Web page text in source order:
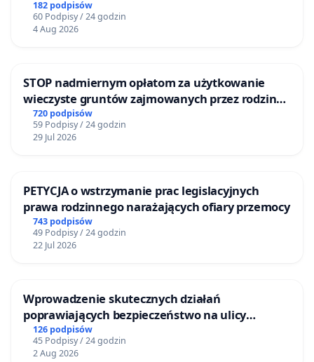
182 podpisów
60 Podpisy / 24 godzin
4 Aug 2026
STOP nadmiernym opłatom za użytkowanie
wieczyste gruntów zajmowanych przez rodzinne
ogrody działkowe.
720 podpisów
59 Podpisy / 24 godzin
29 Jul 2026
PETYCJA o wstrzymanie prac legislacyjnych
prawa rodzinnego narażających ofiary przemocy
743 podpisów
49 Podpisy / 24 godzin
22 Jul 2026
Wprowadzenie skutecznych działań
poprawiających bezpieczeństwo na ulicy
Żeromskiego w Otwocku
126 podpisów
45 Podpisy / 24 godzin
2 Aug 2026